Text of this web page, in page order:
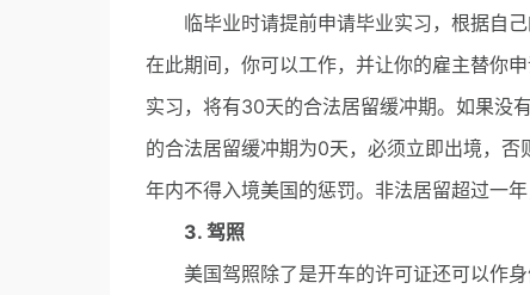
临毕业时请提前申请毕业实习，根据自己
在此期间，你可以工作，并让你的雇主替你
实习，将有30天的合法居留缓冲期。如果没
的合法居留缓冲期为0天，必须立即出境，
年内不得入境美国的惩罚。非法居留超过一
3. 驾照
美国驾照除了是开车的许可证还可以作身